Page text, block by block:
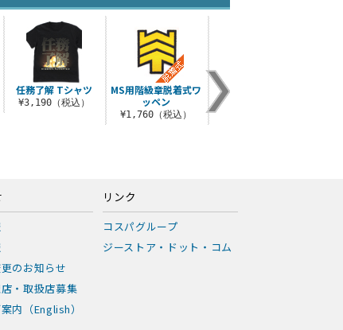
任務了解 Tシャツ
¥3,190（税込）
MS用階級章脱着式ワ
ッペン
¥1,760（税込）
エゥーゴ ジップパー
のお知らせ
・取扱店募集
内（English）
リンク
コスパグループ
ジーストア・ドット・コム